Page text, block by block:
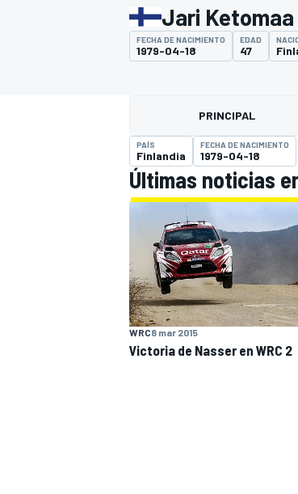
WEC
Jari Ketomaa
FECHA DE NACIMIENTO
1979-04-18
EDAD
47
PRINCIPAL
PAÍS
Finlandia
FECHA DE NACIMIENTO
1979-04-18
Últimas noticias
WRC8 mar 2015
Victoria de Nasser en WRC 2